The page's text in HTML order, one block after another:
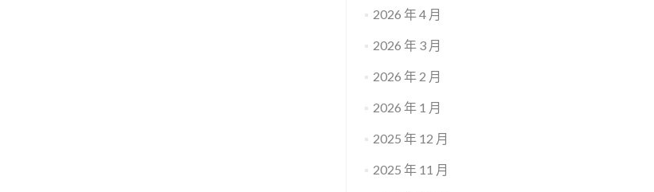
2026 年 4 月
2026 年 3 月
2026 年 2 月
2026 年 1 月
2025 年 12 月
2025 年 11 月